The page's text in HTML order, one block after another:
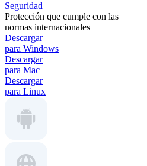
Seguridad
Protección que cumple con las
normas internacionales
Descargar
para Windows
Descargar
para Mac
Descargar
para Linux